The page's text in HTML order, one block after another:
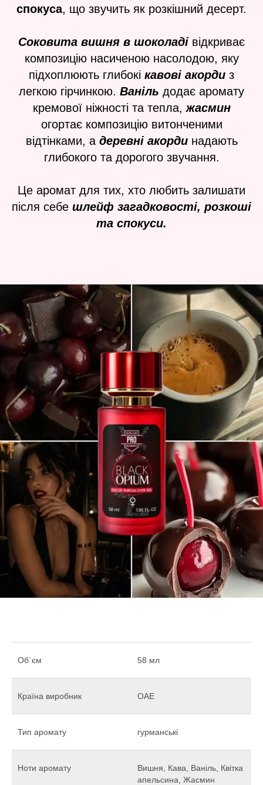
спокуса, що звучить як розкішний десерт.
Соковита вишня в шоколаді відкриває
композицію насиченою насолодою, яку
підхоплюють глибокі кавові акорди з
легкою гірчинкою. Ваніль додає аромату
кремової ніжності та тепла, жасмин
огортає композицію витонченими
відтінками, а деревні акорди надають
глибокого та дорогого звучання.
Це аромат для тих, хто любить залишати
після себе шлейф загадковості, розкоші
та спокуси.
Об`єм 58 мл
Країна виробник ОАЕ
Тип аромату гурманські
Ноти аромату
Вишня, Кава, Ваніль, Квітка
апельсина, Жасмин